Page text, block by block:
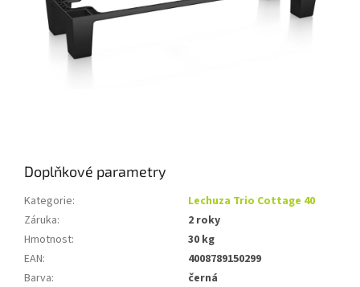
Doplňkové parametry
Kategorie:
Lechuza Trio Cottage 40
Záruka:
2 roky
Hmotnost:
30 kg
EAN:
4008789150299
Barva:
černá